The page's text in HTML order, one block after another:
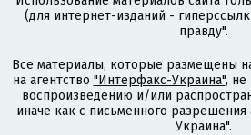
(для интернет-изданий -
правду".
Все материалы, которые размещены
на агентство "Интерфакс-Украина", не
воспроизведению и/или
иначе как с письменного
Украина".